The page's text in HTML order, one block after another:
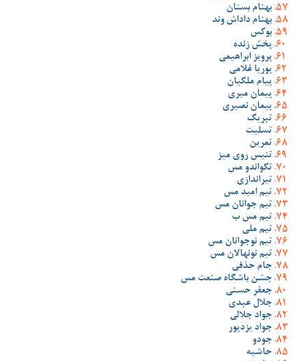
بهنام بستان
بهنام داداش وند
بوکس
پخش زنده
پرویز ابراهیمی
پوریا غلامی
پیام ملکیان
پیمان میری
پیمان نصیری
تبریک
تسلیت
تمرین
تنیس روی میز
تکواندو مس
تیراندازی
تیم امید مس
تیم جوانان مس
تیم مس ب
تیم ملی
تیم نوجوانان مس
تیم نونهالان مس
جام حذفی
جشن باشگاه صنعت مس
جعفر حسنی
جلال عبدی
جواد جلالی
جواد یزدپور
جودو
حاشیه